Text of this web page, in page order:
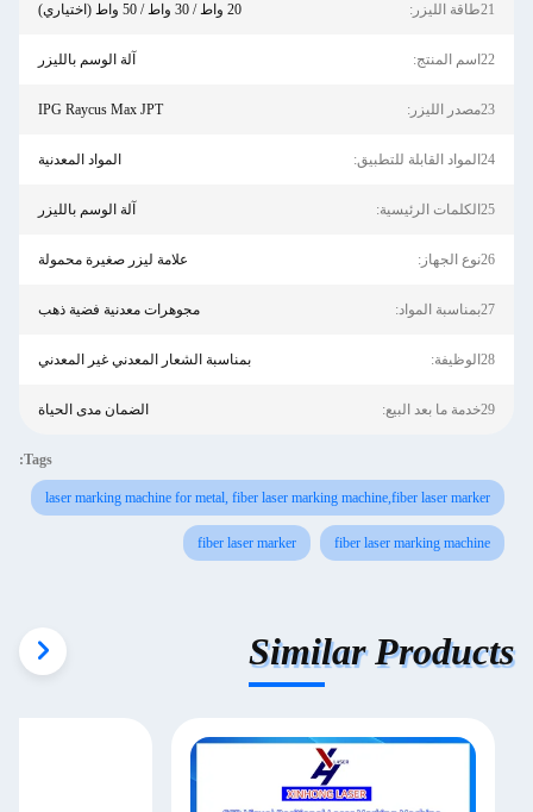
21طاقة الليزر: 20 واط / 30 واط / 50 واط (اختياري)
22اسم المنتج: آلة الوسم بالليزر
23مصدر الليزر: IPG Raycus Max JPT
24المواد القابلة للتطبيق: المواد المعدنية
25الكلمات الرئيسية: آلة الوسم بالليزر
26نوع الجهاز: علامة ليزر صغيرة محمولة
27بمناسبة المواد: مجوهرات معدنية فضية ذهب
28الوظيفة: بمناسبة الشعار المعدني غير المعدني
29خدمة ما بعد البيع: الضمان مدى الحياة
Tags:
laser marking machine for metal, fiber laser marking machine,fiber laser marker
fiber laser marking machine
fiber laser marker
Similar Products